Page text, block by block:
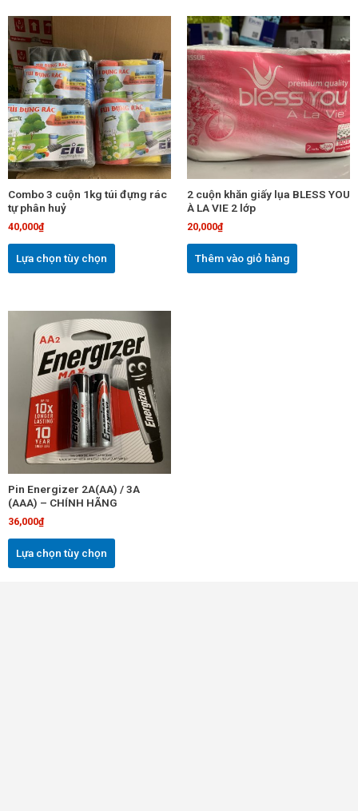
Combo 3 cuộn 1kg túi đựng rác
tự phân huỷ
40,000₫
Lựa chọn tùy chọn
này
có
nhiều
biến
thể.
Các
tùy
chọn
có
trên
phẩm
2 cuộn khăn giấy lụa BLESS YOU
À LA VIE 2 lớp
20,000₫
Thêm vào giỏ hàng
Pin Energizer 2A(AA) / 3A
(AAA) – CHÍNH HÃNG
36,000₫
Lựa chọn tùy chọn
Sản
phẩm
này
có
nhiều
biến
Các
tùy
chọn
có
trên